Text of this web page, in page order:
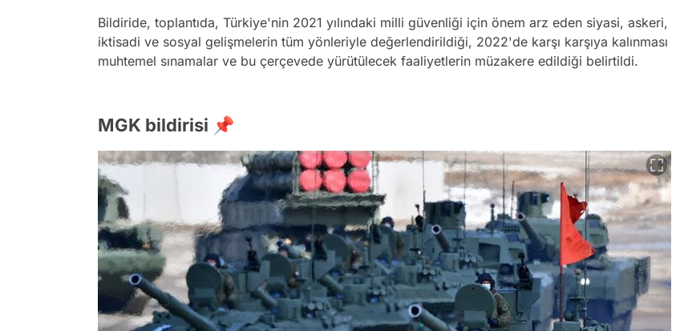
Bildiride, toplantıda, Türkiye'nin 2021 yılındaki milli güvenliği için önem arz eden siyasi, askeri,
iktisadi ve sosyal gelişmelerin tüm yönleriyle değerlendirildiği, 2022'de karşı karşıya kalınması
muhtemel sınamalar ve bu çerçevede yürütülecek faaliyetlerin müzakere edildiği belirtildi.
MGK bildirisi 📌